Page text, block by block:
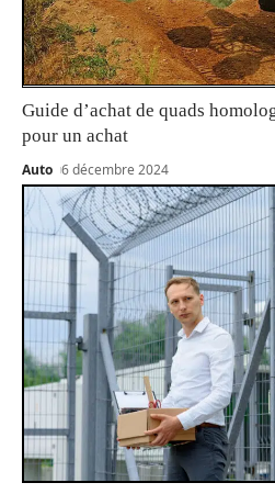
Guide d’achat de quads
pour un achat
Auto 6 décembre 2024